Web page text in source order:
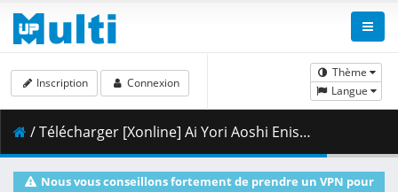
Thème
Langue
Inscription Connexion
/ Télécharger [Xonline] Ai Yori Aoshi Enishi - 06 (BD 1080p HEVC AC3 FLAC) [81D994C8].mkv.001 ( 305.27 MB )
Nous vous conseillons fortement de prendre un VPN pour